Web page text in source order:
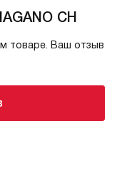
CH
товаре. Ваш отзыв